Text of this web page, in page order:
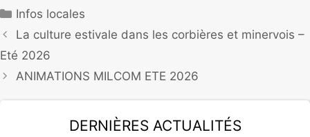
Infos locales
La culture estivale dans les corbières et minervois –
Eté 2026
ANIMATIONS MILCOM ETE 2026
Dernières actualités